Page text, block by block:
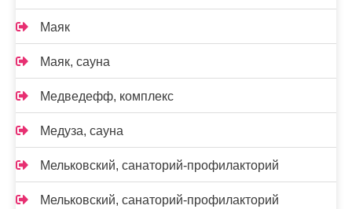
Маяк
Маяк, сауна
Медведефф, комплекс
Медуза, сауна
Мельковский, санаторий-профилакторий
Мельковский, санаторий-профилакторий